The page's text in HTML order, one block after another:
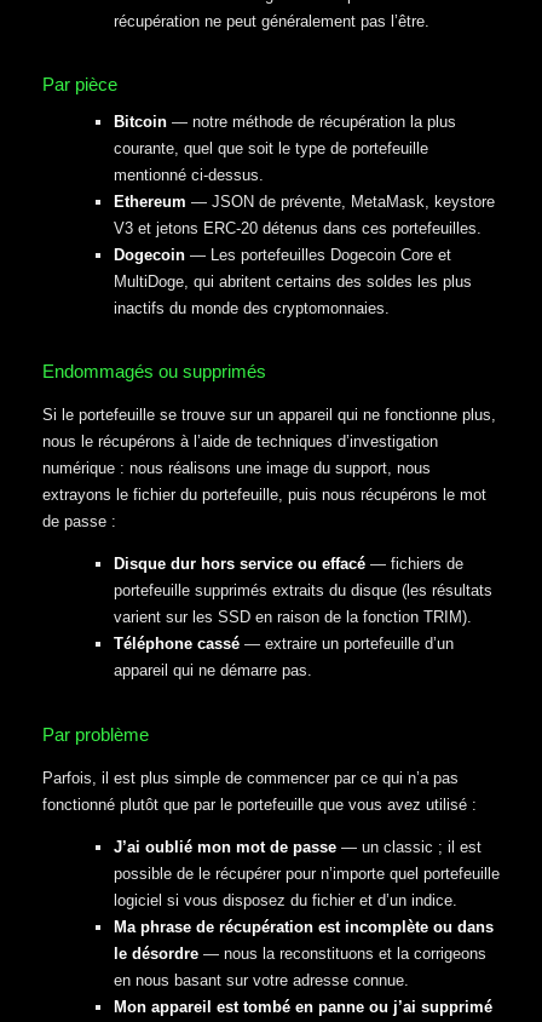
récupération ne peut généralement pas l’être.
Par pièce
Bitcoin— notre méthode de récupération la plus
courante, quel que soit le type de portefeuille
mentionné ci-dessus.
Ethereum — JSON de prévente, MetaMask, keystore
V3 et jetons ERC-20 détenus dans ces portefeuilles.
Dogecoin— Les portefeuilles Dogecoin Core et
MultiDoge, qui abritent certains des soldes les plus
inactifs du monde des cryptomonnaies.
Endommagés ou supprimés
Si le portefeuille se trouve sur un appareil qui ne fonctionne plus,
nous le récupérons à l’aide de techniques d’investigation
numérique : nous réalisons une image du support, nous
extrayons le fichier du portefeuille, puis nous récupérons le mot
de passe :
Disque dur hors service ou effacé— fichiers de
portefeuille supprimés extraits du disque (les résultats
varient sur les SSD en raison de la fonction TRIM).
Téléphone cassé— extraire un portefeuille d’un
appareil qui ne démarre pas.
Par problème
Parfois, il est plus simple de commencer par ce qui n’a pas
fonctionné plutôt que par le portefeuille que vous avez utilisé :
J’ai oublié mon mot de passe— un classic ; il est
possible de le récupérer pour n’importe quel portefeuille
logiciel si vous disposez du fichier et d’un indice.
Ma phrase de récupération est incomplète ou dans
le désordre— nous la reconstituons et la corrigeons
en nous basant sur votre adresse connue.
Mon appareil est tombé en panne ou j’ai supprimé